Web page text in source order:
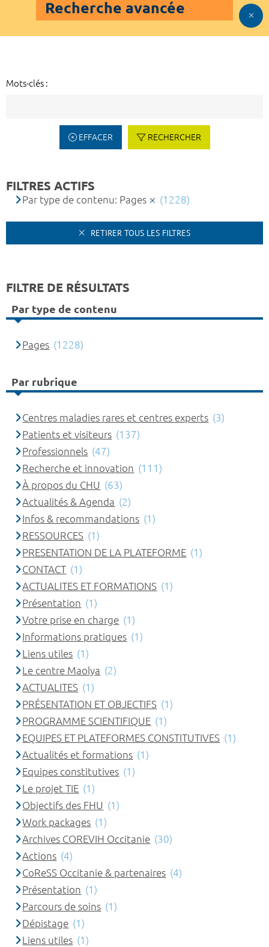
Recherche avancée
Mots-clés :
EFFACER RECHERCHER
FILTRES ACTIFS
Par type de contenu: Pages (1228)
RETIRER TOUS LES FILTRES
FILTRE DE RÉSULTATS
Par type de contenu
Pages (1228)
Par rubrique
Centres maladies rares et centres experts (3)
Patients et visiteurs (137)
Professionnels (47)
Recherche et innovation (111)
À propos du CHU (63)
Actualités & Agenda (2)
Infos & recommandations (1)
RESSOURCES (1)
PRESENTATION DE LA PLATEFORME (1)
CONTACT (1)
ACTUALITES ET FORMATIONS (1)
Présentation (1)
Votre prise en charge (1)
Informations pratiques (1)
Liens utiles (1)
Le centre Maolya (2)
ACTUALITES (1)
PRÉSENTATION ET OBJECTIFS (1)
PROGRAMME SCIENTIFIQUE (1)
EQUIPES ET PLATEFORMES CONSTITUTIVES (1)
Actualités et formations (1)
Equipes constitutives (1)
Le projet TIE (1)
Objectifs des FHU (1)
Work packages (1)
Archives COREVIH Occitanie (30)
Actions (4)
CoReSS Occitanie & partenaires (4)
Présentation (1)
Parcours de soins (1)
Dépistage (1)
Liens utiles (1)